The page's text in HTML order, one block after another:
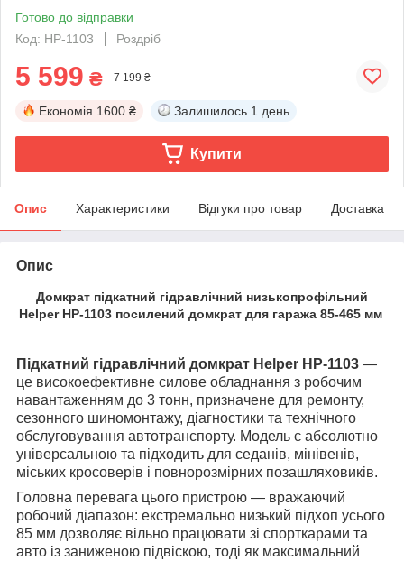
Готово до відправки
Код: HP-1103
Роздріб
5 599 ₴ 7 199 ₴
Економія 1600 ₴ Залишилось 1 день
Купити
Опис Характеристики Відгуки про товар Доставка
Опис
Домкрат підкатний гідравлічний низькопрофільний
Helper HP-1103 посилений домкрат для гаража 85-465мм
Підкатний гідравлічний домкрат Helper HP-1103 —
це високоефективне силове обладнання з робочим
навантаженням до 3 тонн, призначене для ремонту,
сезонного шиномонтажу, діагностики та технічного
обслуговування автотранспорту. Модель є абсолютно
універсальною та підходить для седанів, мінівенів,
міських кросоверів і повнорозмірних позашляховиків.
Головна перевага цього пристрою — вражаючий
робочий діапазон: екстремально низький підхоп усього
85 мм дозволяє вільно працювати зі спорткарами та
авто із заниженою підвіскою, тоді як максимальний